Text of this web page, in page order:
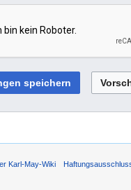
Karl-May-Wiki